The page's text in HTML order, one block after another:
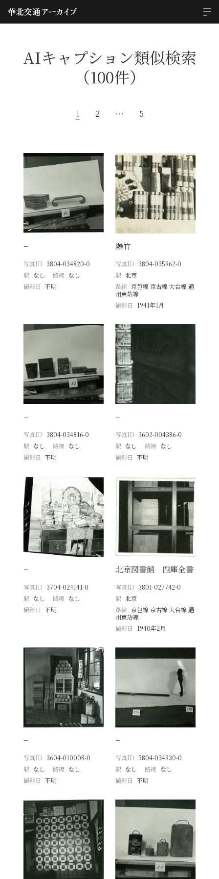
AIキャプション類似検索
（100件）
1 2 … 5
−
写真ID 3804-034820-0
駅 なし 路線 なし
撮影日
不明
爆竹
写真ID 3804-035962-0
駅 北京
路線 京包線 京古線 大台線 通
州東站線
撮影日
1941年1月
−
写真ID 3804-034816-0
駅 なし 路線 なし
撮影日
不明
−
写真ID 3602-004386-0
駅 なし 路線 なし
撮影日 不明
−
写真ID 3704-024141-0
駅 なし 路線 なし
撮影日
不明
北京図書館 四庫全書
写真ID 3801-027742-0
駅 北京
路線 京包線 京古線 大台線 通
州東站線
撮影日
1940年2月
−
写真ID 3604-010008-0
駅 なし 路線 なし
撮影日
不明
−
写真ID 3804-034930-0
駅 なし 路線 なし
撮影日 不明